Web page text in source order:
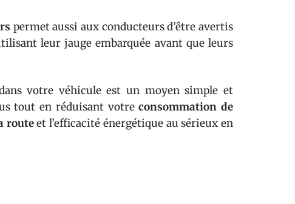
permet aussi aux conducteurs d’être avertis
leur jauge embarquée avant que leurs
votre véhicule est un moyen simple et
tout en réduisant votreconsommation de
routeet l’efficacité énergétique au sérieux en